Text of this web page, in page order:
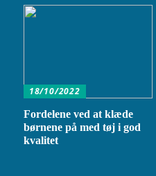
18/10/2022
Fordelene ved at klæde
børnene på med tøj i god
kvalitet